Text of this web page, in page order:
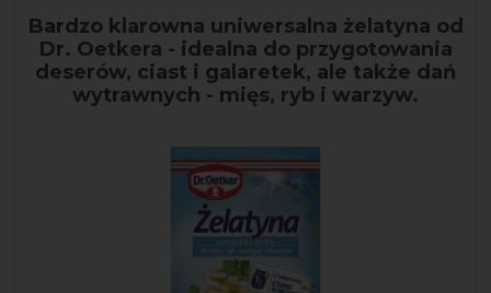
Bardzo klarowna uniwersalna żelatyna od
Dr. Oetkera - idealna do przygotowania
deserów, ciast i galaretek, ale także dań
wytrawnych - mięs, ryb i warzyw.